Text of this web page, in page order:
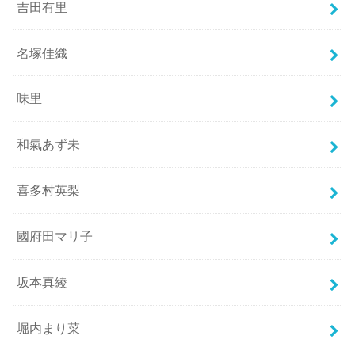
吉田有里
名塚佳織
味里
和氣あず未
喜多村英梨
國府田マリ子
坂本真綾
堀内まり菜